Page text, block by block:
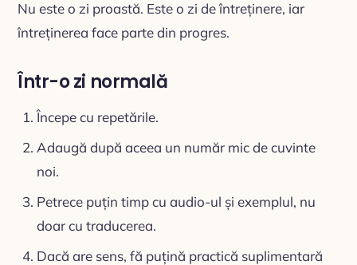
Nu este o zi proastă. Este o zi de întreținere, iar
întreținerea face parte din progres.
Într-o zi normală
Începe cu repetările.
Adaugă după aceea un număr mic de cuvinte
noi.
Petrece puțin timp cu audio-ul și exemplul, nu
doar cu traducerea.
Dacă are sens, fă puțină practică suplimentară